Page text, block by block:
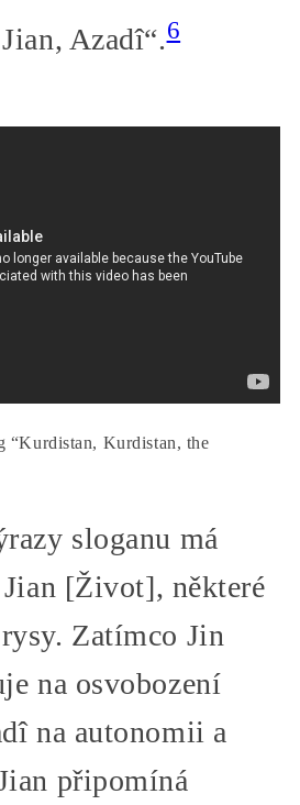
Azadî“.6
“Kurdistan, Kurdistan, the
sloganu má
[Život], některé
Zatímco Jin
na osvobození
na autonomii a
připomíná